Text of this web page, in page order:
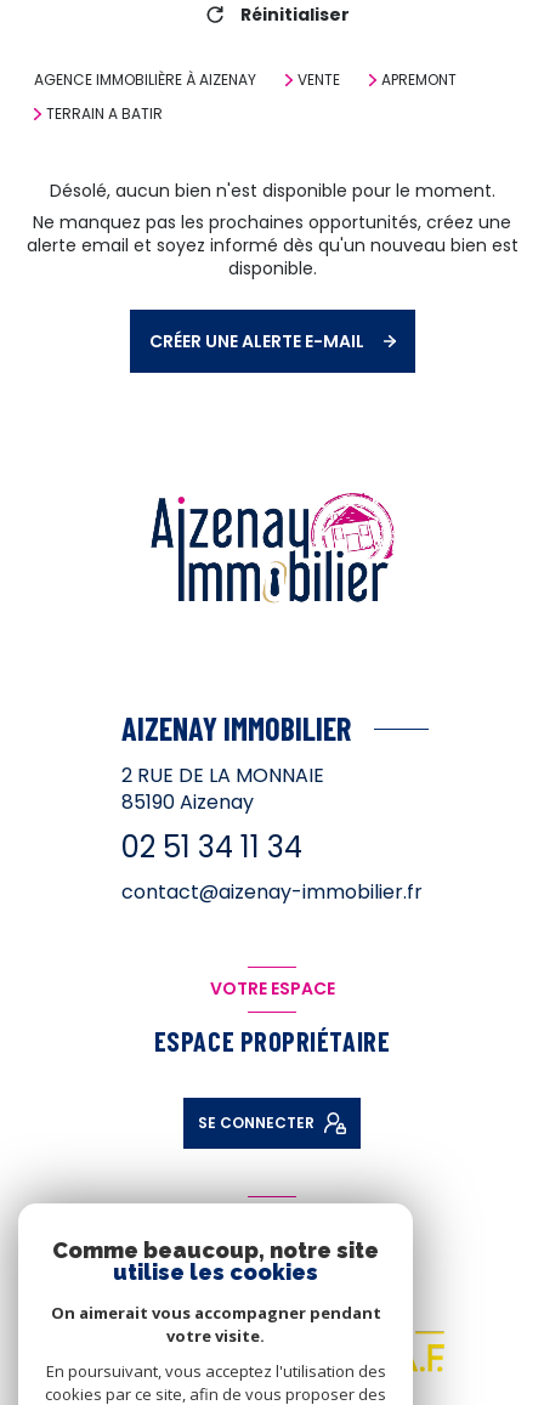
Réinitialiser
AGENCE IMMOBILIÈRE À AIZENAY VENTE
APREMONT
TERRAIN A BATIR
Désolé, aucun bien n'est disponible pour le moment.
Ne manquez pas les prochaines opportunités, créez une
alerte email et soyez informé dès qu'un nouveau bien est
disponible.
CRÉER UNE ALERTE E-MAIL
AIZENAY IMMOBILIER
2 RUE DE LA MONNAIE
85190Aizenay
02 51 34 11 34
contact@aizenay-immobilier.fr
VOTRE ESPACE
ESPACE PROPRIÉTAIRE
SE CONNECTER
NOUS ADHÉRONS
Comme beaucoup, notre site
utilise les cookies
On aimerait vous accompagner pendant
votre visite.
En poursuivant, vous acceptez l'utilisation des
cookies par ce site, afin de vous proposer des